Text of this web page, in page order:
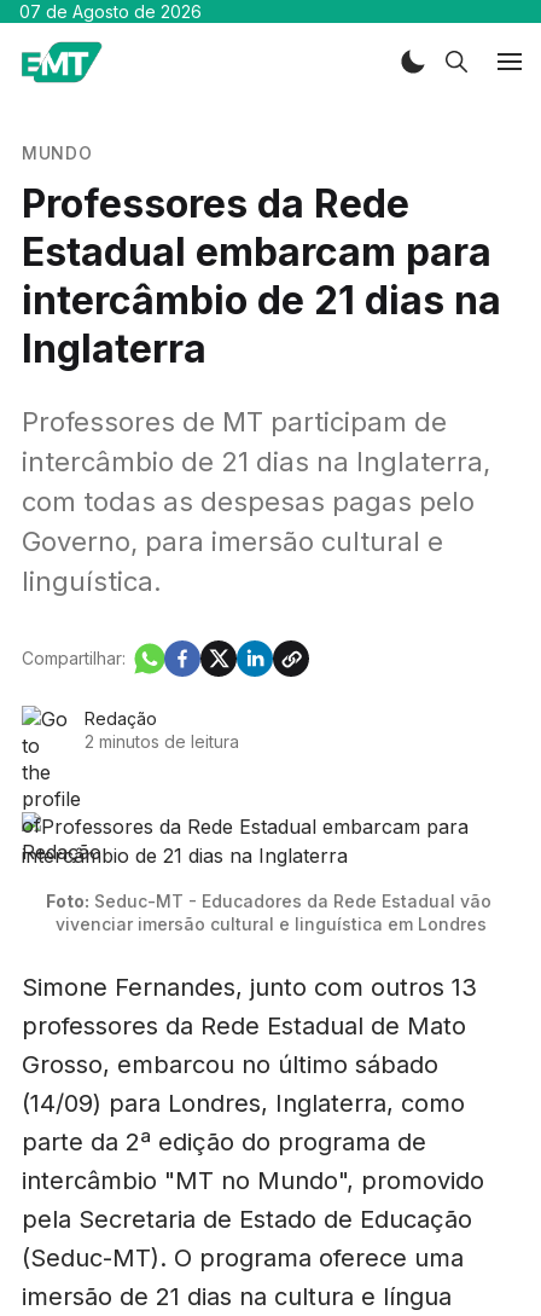
07 de Agosto de 2026
MUNDO
Professores da Rede
Estadual embarcam para
intercâmbio de 21 dias na
Inglaterra
Professores de MT participam de
intercâmbio de 21 dias na Inglaterra,
com todas as despesas pagas pelo
Governo, para imersão cultural e
linguística.
Redação
2 minutos de leitura
Compartilhar:
Foto: Seduc-MT - Educadores da Rede Estadual vão
vivenciar imersão cultural e linguística em Londres
Simone Fernandes, junto com outros 13
professores da Rede Estadual de Mato
Grosso, embarcou no último sábado
(14/09) para Londres, Inglaterra, como
parte da 2ª edição do programa de
intercâmbio "MT no Mundo", promovido
pela Secretaria de Estado de Educação
(Seduc-MT). O programa oferece uma
imersão de 21 dias na cultura e língua